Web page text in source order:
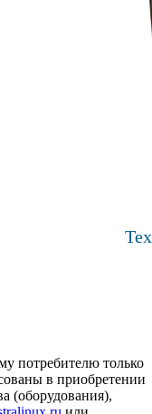
потребителю только
в приобретении
(оборудования),